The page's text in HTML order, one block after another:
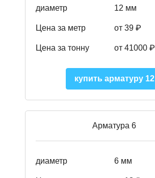
диаметр 12 мм
Цена за метр от 39 ₽
Цена за тонну от 41000 ₽
купить арматуру 12
Арматура 6
диаметр 6 мм